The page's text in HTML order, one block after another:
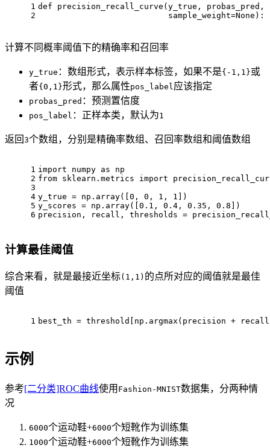
1
2
def precision_recall_curve(y_true, probas_pred,
                           sample_weight=None):
计算不同概率阈值下的精确率和召回率
y_true ：数组形式，表示样本标签，如果不是{-1,1}或
者{0,1}形式，那么属性pos_label应该指定
probas_pred ：预测置信度
pos_label ：正样本类，默认为1
返回 3个数组，分别是精确率数组、召回率数组和阈值数组
1
2
3
4
5
6
import numpy as np
from sklearn.metrics import
y_true = np.array([0, 0, 1, 1])
y_scores = np.array([0.1, 0.4, 0.35, 0.8])
precision, recall, thresholds =
计算最佳阈值
综合来看，就是最接近坐标(1,1) 的点所对应的阈值就是最佳
阈值
1 best_th = threshold[np.argmax(precision +
示例
参考[二分类]ROC曲线使用 Fashion-MNIST数据集，分两种情
况
6000个运动鞋+6000个短靴作为训练集
1000个运动鞋+6000个短靴作为训练集